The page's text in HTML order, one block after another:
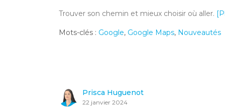
Trouver son chemin et mieux choisir où aller.
Mots-clés : Google, Google Maps, Nouveautés
Prisca Huguenot
22 janvier 2024